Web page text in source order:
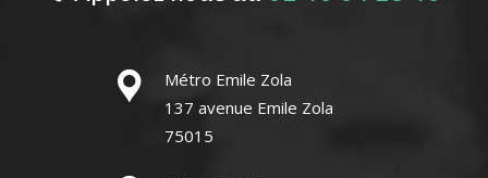
Métro Emile Zola
137 avenue Emile Zola
75015